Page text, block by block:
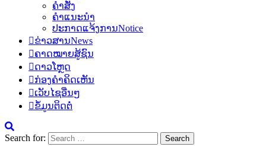
ຄຳສັ່ງ
ຄຳແນະນຳ
ປະກາດແຈ້ງການNotice
ຂ່າວສານNews
ຄາດໝາຍສູ້ຊົນ
ດາວໂຫຼດ
ກ່ອງຄຳຄິດເຫັນ
ເວັບໄຊອື່ນໆ
ຂໍ້ມູນຕິດຕໍ່
Search for: